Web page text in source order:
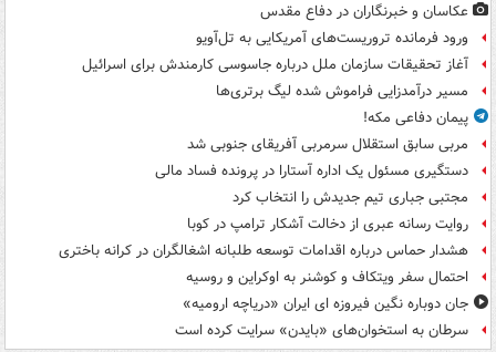
عکاسان و خبرنگاران در دفاع مقدس
ورود فرمانده تروریست‌های آمریکایی به تل‌آویو
آغاز تحقیقات سازمان ملل درباره جاسوسی کارمندش برای اسرائیل
مسیر درآمدزایی فراموش شده لیگ برتری‌ها
پیمان دفاعی مکه!
مربی سابق استقلال سرمربی آفریقای جنوبی شد
دستگیری مسئول یک اداره آستارا در پرونده فساد مالی
مجتبی جباری تیم جدیدش را انتخاب کرد
روایت رسانه عبری از دخالت آشکار ترامپ در کوبا
هشدار حماس درباره اقدامات توسعه طلبانه اشغالگران در کرانه باختری
احتمال سفر ویتکاف و کوشنر به اوکراین و روسیه
جان دوباره نگین فیروزه ای ایران «دریاچه ارومیه»
سرطان به استخوان‌های «بایدن» سرایت کرده است